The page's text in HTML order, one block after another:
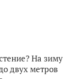
На зиму
двух метров